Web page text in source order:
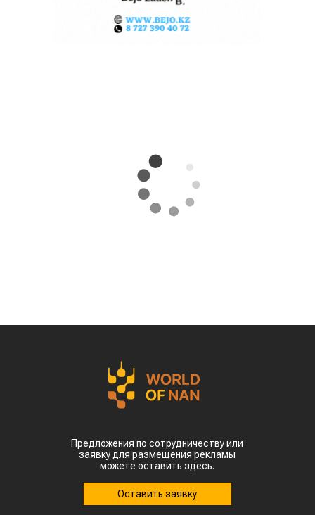
Предложения по сотрудничеству или
заявку для размещения рекламы
можете оставить здесь.
Оставить заявку